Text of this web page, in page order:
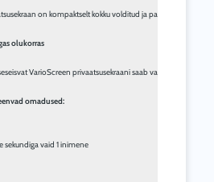
on kompaktselt kokku volditud ja paigutatud
olukorras
VarioScreen privaatsusekraani saab vajadusel ka
omadused:
sekundiga vaid 1 inimene